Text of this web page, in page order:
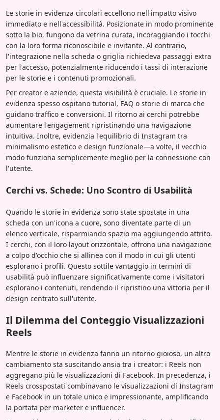
Le storie in evidenza circolari eccellono nell'impatto visivo
immediato e nell'accessibilità. Posizionate in modo prominente
sotto la bio, fungono da vetrina curata, incoraggiando i tocchi
con la loro forma riconoscibile e invitante. Al contrario,
l'integrazione nella scheda o griglia richiedeva passaggi extra
per l'accesso, potenzialmente riducendo i tassi di interazione
per le storie e i contenuti promozionali.
Per creator e aziende, questa visibilità è cruciale. Le storie in
evidenza spesso ospitano tutorial, FAQ o storie di marca che
guidano traffico e conversioni. Il ritorno ai cerchi potrebbe
aumentare l'engagement ripristinando una navigazione
intuitiva. Inoltre, evidenzia l'equilibrio di Instagram tra
minimalismo estetico e design funzionale—a volte, il vecchio
modo funziona semplicemente meglio per la connessione con
l'utente.
Cerchi vs. Schede: Uno Scontro di Usabilità
Quando le storie in evidenza sono state spostate in una
scheda con un'icona a cuore, sono diventate parte di un
elenco verticale, risparmiando spazio ma aggiungendo attrito.
I cerchi, con il loro layout orizzontale, offrono una navigazione
a colpo d'occhio che si allinea con il modo in cui gli utenti
esplorano i profili. Questo sottile vantaggio in termini di
usabilità può influenzare significativamente come i visitatori
esplorano i contenuti, rendendo il ripristino una vittoria per il
design centrato sull'utente.
Il Dilemma del Conteggio Visualizzazioni
Reels
Mentre le storie in evidenza fanno un ritorno gioioso, un altro
cambiamento sta suscitando ansia tra i creator: i Reels non
aggregano più le visualizzazioni di Facebook. In precedenza, i
Reels crosspostati combinavano le visualizzazioni di Instagram
e Facebook in un totale unico e impressionante, amplificando
la portata per marketer e influencer.